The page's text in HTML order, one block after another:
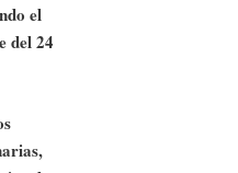
el
del 24